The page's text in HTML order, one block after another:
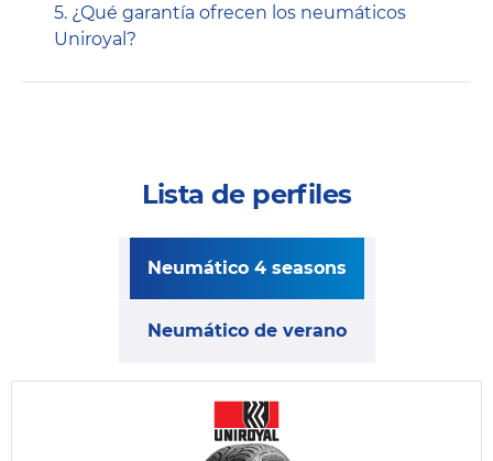
5. ¿Qué garantía ofrecen los neumáticos
Uniroyal?
Lista de perfiles
Neumático 4 seasons
Neumático de verano